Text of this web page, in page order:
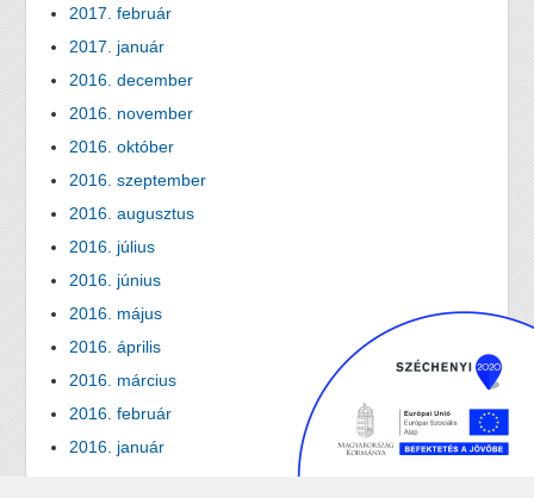
2017. február
2017. január
2016. december
2016. november
2016. október
2016. szeptember
2016. augusztus
2016. július
2016. június
2016. május
2016. április
2016. március
2016. február
2016. január